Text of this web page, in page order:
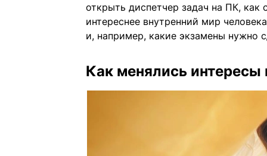
открыть диспетчер задач на ПК, как
интереснее внутренний мир
и, например, какие экзамены нужно
Как менялись